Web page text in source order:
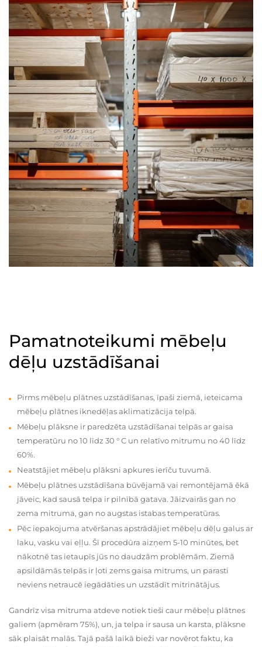
Pamatnoteikumi mēbeļu
dēļu uzstādīšanai
Pirms mēbeļu plātnes uzstādīšanas, īpaši ziemā, ieteicama
mēbeļu plātnes iknedēļas aklimatizācija telpā.
Mēbeļu plāksne ir paredzēta uzstādīšanai telpās ar gaisa
temperatūru no 10 līdz 30 ° C un relatīvo mitrumu no 40 līdz
60%.
Neatstājiet mēbeļu plāksni apkures ierīču tuvumā.
Mēbeļu plātnes uzstādīšana būvējamā vai remontējamā ēkā
jāveic, kad sausā telpa ir pilnībā gatava. Jāizvairās gan no
zema mitruma, gan no augstas istabas temperatūras.
Pēc iepakojuma atvēršanas apstrādājiet mēbeļu dēļu galus ar
laku, vasku vai eļļu. Šī procedūra aizņem 5-10 minūtes, bet
nākotnē tas ietaupīs jūs no daudzām problēmām. Ziemā
apsildāmās telpās ir ļoti zems gaisa mitrums, un parasti
neviens netraucē iegādāties un uzstādīt mitrinātājus.
Gandrīz visa mitruma atdeve notiek tieši caur mēbeļu plātnes
galiem (apmēram 75%), un, ja telpa ir sausa un karsta, plāksne
sāk plaisāt malās. Tajā pašā laikā bieži var novērot faktu, ka